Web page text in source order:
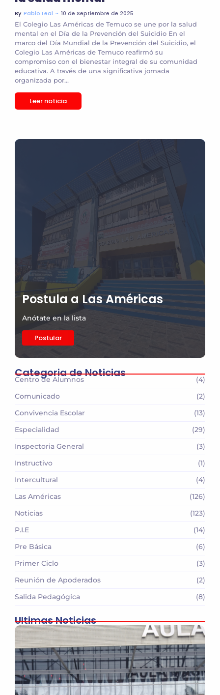
By Pablo Leal ~ 10 de Septiembre de 2025
El Colegio Las Américas de Temuco se une por la salud
mental en el Día de la Prevención del Suicidio En el
marco del Día Mundial de la Prevención del Suicidio, el
Colegio Las Américas de Temuco reafirmó su
compromiso con el bienestar integral de su comunidad
educativa. A través de una significativa jornada
organizada por...
Leer noticia
Postula a Las Américas
Anótate en la lista
Postular
Categoria de Noticias
Centro de Alumnos
(4)
Comunicado
(2)
Convivencia Escolar
(13)
Especialidad
(29)
Inspectoria General
(3)
Instructivo
(1)
Intercultural
(4)
Las Américas
(126)
Noticias
(123)
P.I.E
(14)
Pre Básica
(6)
Primer Ciclo
(3)
Reunión de Apoderados
(2)
Salida Pedagógica
(8)
Ultimas Noticias